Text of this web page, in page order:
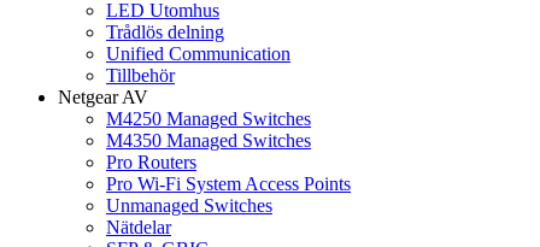
LED Utomhus
Trådlös delning
Unified Communication
Tillbehör
Netgear AV
M4250 Managed Switches
M4350 Managed Switches
Pro Routers
Pro Wi-Fi System Access Points
Unmanaged Switches
Nätdelar